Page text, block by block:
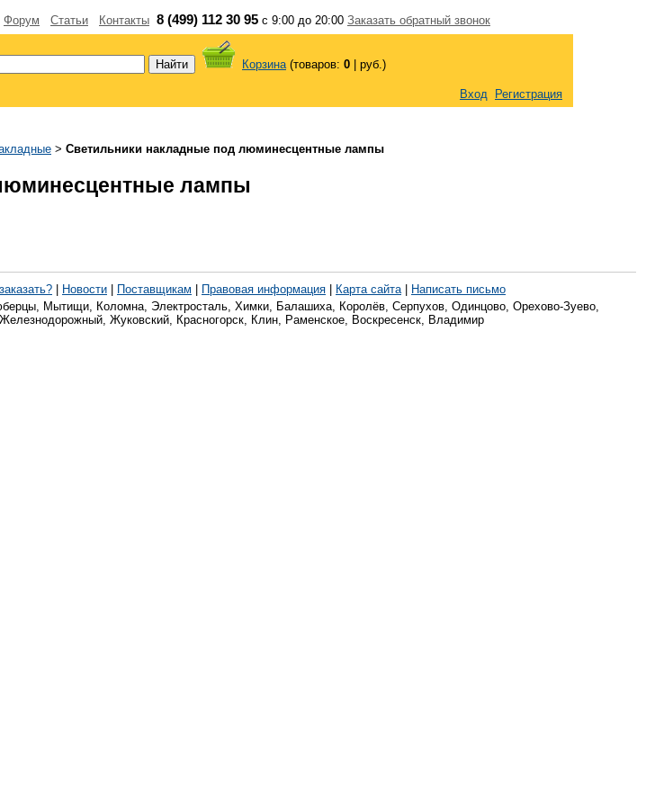
Форум Статьи Контакты 8 (499) 112 30 95 с 9:00 до 20:00 Заказать обратный звонок
Корзина(товаров: 0 руб.)
Вход Регистрация
> Светильники накладные под люминесцентные лампы
лампы
Новости Поставщикам Правовая информация Карта сайта|
Написать письмо
Мытищи, Коломна, Электросталь, Химки, Балашиха, Королёв, Серпухов, Одинцово, Орехово-Зуево,
Жуковский, Красногорск, Клин, Раменское, Воскресенск, Владимир